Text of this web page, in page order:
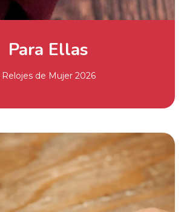
Para Ellas
Relojes de Mujer 2026